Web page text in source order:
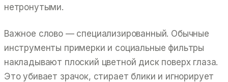
нетронутыми.
Важное слово — специализированный. Обычные
инструменты примерки и социальные фильтры
накладывают плоский цветной диск поверх глаза.
Это убивает зрачок, стирает блики и игнорирует